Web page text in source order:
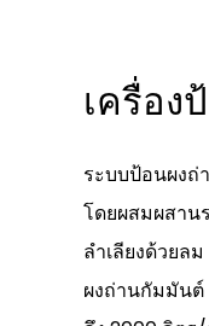
เครื่อง
ระบบป้อนผง
โดยผสมผสาน
ลำเลียงด้วยล
ผงถ่านกัมมันต์